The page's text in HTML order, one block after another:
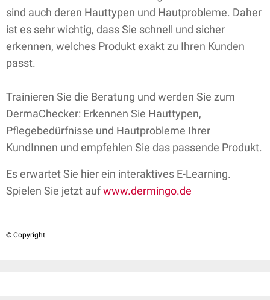
sind auch deren Hauttypen und Hautprobleme. Daher
ist es sehr wichtig, dass Sie schnell und sicher
erkennen, welches Produkt exakt zu Ihren Kunden
passt.
Trainieren Sie die Beratung und werden Sie zum
DermaChecker: Erkennen Sie Hauttypen,
Pflegebedürfnisse und Hautprobleme Ihrer
KundInnen und empfehlen Sie das passende Produkt.
Es erwartet Sie hier ein interaktives E-Learning.
Spielen Sie jetzt aufwww.dermingo.de
© Copyright